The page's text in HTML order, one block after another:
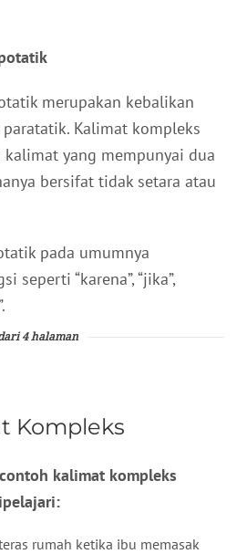
merupakan kebalikan
Kalimat kompleks
yang mempunyai dua
bersifat tidak setara atau
pada umumnya
seperti “karena”, “jika”,
4 halaman
Kompleks
kalimat kompleks
rumah ketika ibu memasak